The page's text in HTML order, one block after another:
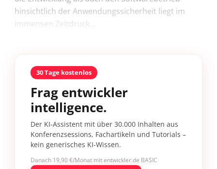
hinsichtlich der Anwendungssicherheit liegt im
immensen Zeitdruck...
30 Tage kostenlos
Frag entwickler
intelligence.
Der KI-Assistent mit über 30.000 Inhalten aus
Konferenzsessions, Fachartikeln und Tutorials –
kein generisches KI-Wissen.
Danach 19,90 €/Monat mit entwickler.de BASIC